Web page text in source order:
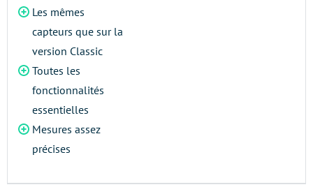
Les mêmes
capteurs que sur la
version Classic
Toutes les
fonctionnalités
essentielles
Mesures assez
précises